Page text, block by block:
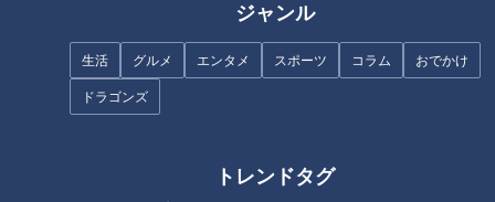
ジャンル
生活 グルメ エンタメ スポーツ コラム おでかけ
ドラゴンズ
トレンドタグ